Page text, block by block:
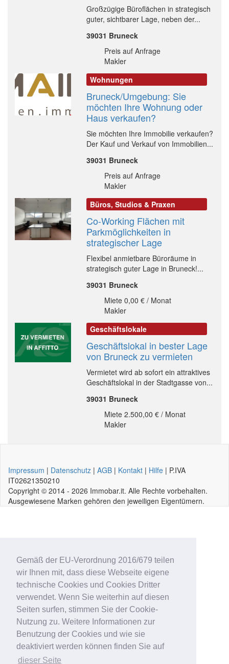
Gemäß der EU-Verordnung 2016/679 teilen
wir Ihnen mit, dass diese Webseite eigene
technische Cookies und Cookies Dritter
verwendet. Wenn Sie weiterhin auf diesen
Seiten surfen, stimmen Sie der Cookie-
Nutzung zu. Weitere Informationen zur
Benutzung der Cookies und wie sie
deaktiviert werden können finden Sie auf
dieser Seite
Großzügige Büroflächen in strategisch
guter, sichtbarer Lage, neben der...
39031 Bruneck
Preis auf Anfrage
Makler
Wohnungen
Bruneck/Umgebung: Sie
möchten Ihre Wohnung oder
Haus verkaufen?
Sie möchten Ihre Immobilie verkaufen?
Der Kauf und Verkauf von Immobilien...
39031 Bruneck
Preis auf Anfrage
Makler
Büros, Studios & Praxen
Co-Working Flächen mit
Parkmöglichkeiten in
strategischer Lage
Flexibel anmietbare Büroräume in
strategisch guter Lage in Bruneck!...
39031 Bruneck
Miete 0,00 € / Monat
Makler
Geschäftslokale
Geschäftslokal in bester Lage
von Bruneck zu vermieten
Vermietet wird ab sofort ein attraktives
Geschäftslokal in der Stadtgasse von...
39031 Bruneck
Miete 2.500,00 € / Monat
Makler
Impressum | Datenschutz | AGB | Kontakt | Hilfe | P.IVA
IT02621350210
Copyright © 2014 - 2026 Immobar.it. Alle Rechte vorbehalten.
Ausgewiesene Marken gehören den jeweiligen Eigentümern.